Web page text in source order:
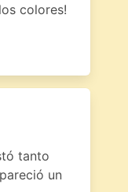
colores!
tanto
un